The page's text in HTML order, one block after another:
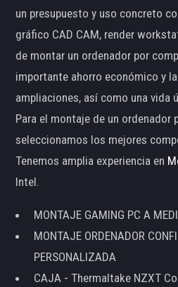
un presupuesto y uso concreto
gráfico CAD CAM, render
de montar un ordenador por
importante ahorro económico y
ampliaciones, así como una vida
Para el montaje de un ordenador
seleccionamos los mejores
Tenemos amplia experiencia en
Intel.
MONTAJE GAMING PC A
MONTAJE ORDENADOR
PERSONALIZADA
CAJA - Thermaltake NZXT